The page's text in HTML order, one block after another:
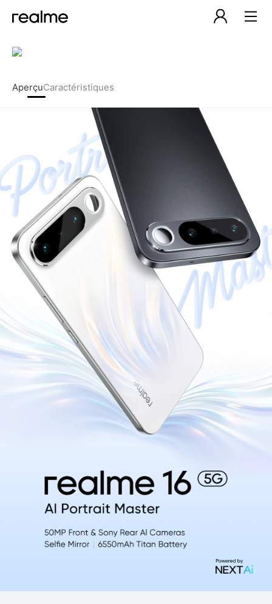
realme 16 5G – Batterie
AperçuCaractéristiques